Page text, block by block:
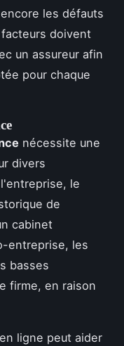
les défauts
doivent
un assureur afin
pour chaque
nécessite une
divers
le
de
cabinet
entreprise, les
basses
firme, en raison
ligne peut aider